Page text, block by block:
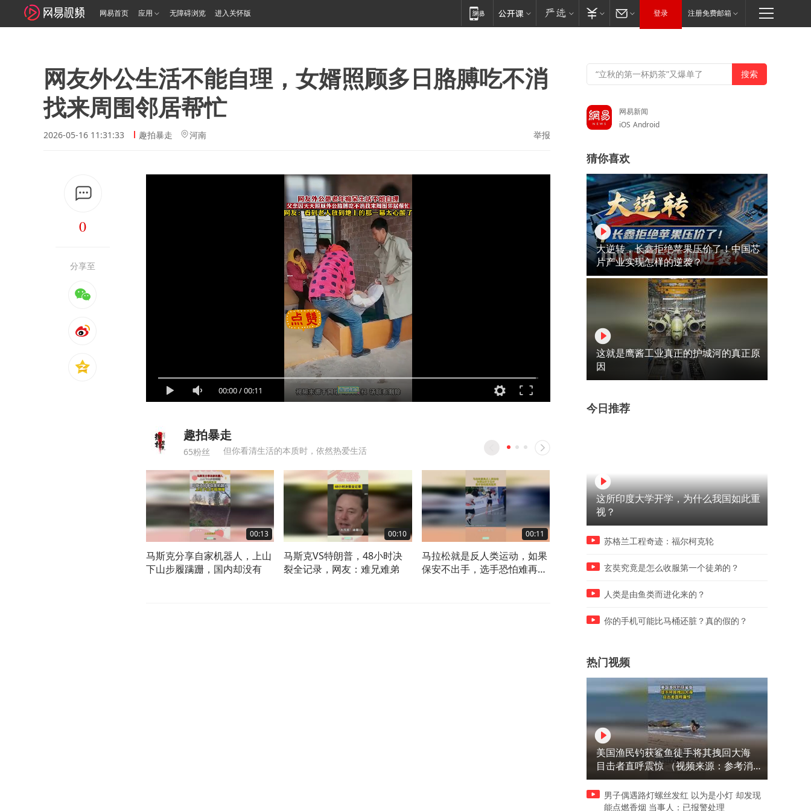
网易首页 应用 无障碍浏览 进入关怀版 登录 注册免费邮箱
网友外公生活不能自理，女婿照顾多日胳膊吃不消
找来周围邻居帮忙
2026-05-16 11:31:33 趣拍暴走 河南 举报
0
分享至
00:00/00:11
趣拍暴走
65粉丝 但你看清生活的本质时，依然热爱生活
00:13
马斯克分享自家机器人，上山
下山步履蹒跚，国内却没有
00:10
马斯克VS特朗普，48小时决
裂全记录，网友：难兄难弟
00:11
马拉松就是反人类运动，如果
保安不出手，选手恐怕难再起
是谁家孩子，比我还小一圈啊
势趴在坡下，训练马儿的跳
网易新闻
iOS Android
猜你喜欢
大逆转，长鑫拒绝苹果压价了！中国芯
片产业实现怎样的逆袭？
这就是鹰酱工业真正的护城河的真正原
因
今日推荐
这所印度大学开学，为什么我国如此重
视？
苏格兰工程奇迹：福尔柯克轮
玄奘究竟是怎么收服第一个徒弟的？
人类是由鱼类而进化来的？
你的手机可能比马桶还脏？真的假的？
热门视频
美国渔民钓获鲨鱼徒手将其拽回大海
目击者直呼震惊 （视频来源：参考消
息）
男子偶遇路灯螺丝发红 以为是小灯 却发现
能点燃香烟 当事人：已报警处理